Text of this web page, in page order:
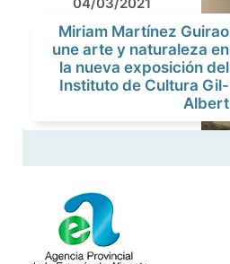
Miriam Martínez Guirao
une arte y naturaleza en
la nueva exposición del
Instituto de Cultura Gil-
Albert